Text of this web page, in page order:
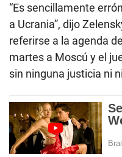
“Es sencillamente
a Ucrania”, dijo
referirse a la agenda
martes a Moscú y el
sin ninguna justicia ni